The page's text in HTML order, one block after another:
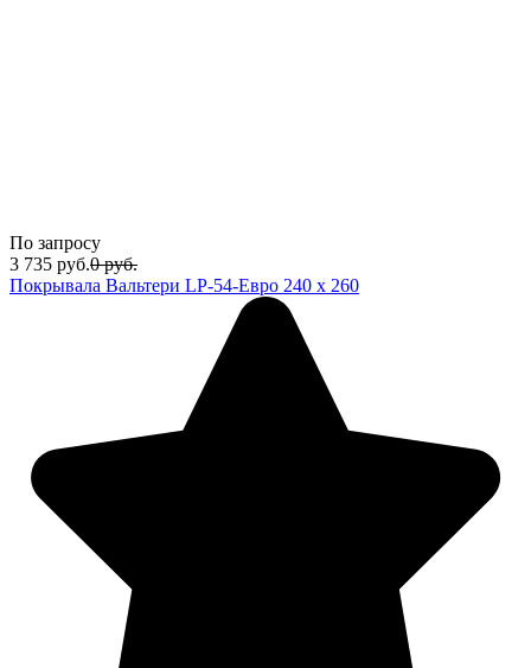
По запросу
3 735 руб.0 руб.
Покрывала Вальтери LP-54-Евро 240 х 260